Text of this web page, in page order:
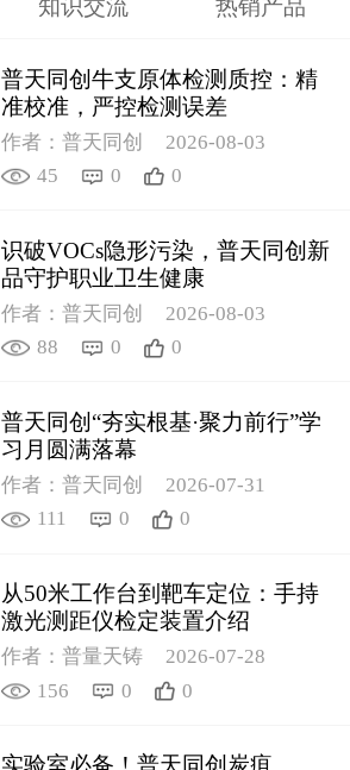
知识交流 热销产品
普天同创牛支原体检测质控：精
准校准，严控检测误差
作者：普天同创
2026-08-03
45
0 0
识破VOCs隐形污染，普天同创新
品守护职业卫生健康
作者：普天同创
2026-08-03
88
0 0
普天同创“夯实根基·聚力前行”学
习月圆满落幕
作者：普天同创
2026-07-31
111
0 0
从50米工作台到靶车定位：手持
激光测距仪检定装置介绍
作者：普量天铸
2026-07-28
156
0 0